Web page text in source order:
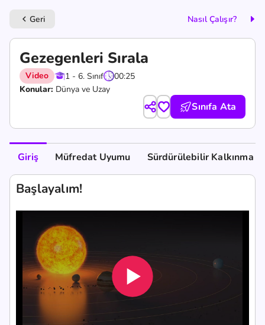
keyboard_arrow_left Geri Nasıl Çalışır?
Gezegenleri Sırala
Video 1 - 6. Sınıf
00:25
Konular: Dünya ve Uzay
Sınıfa Ata
Giriş Müfredat Uyumu Sürdürülebilir Kalkınma
Başlayalım!